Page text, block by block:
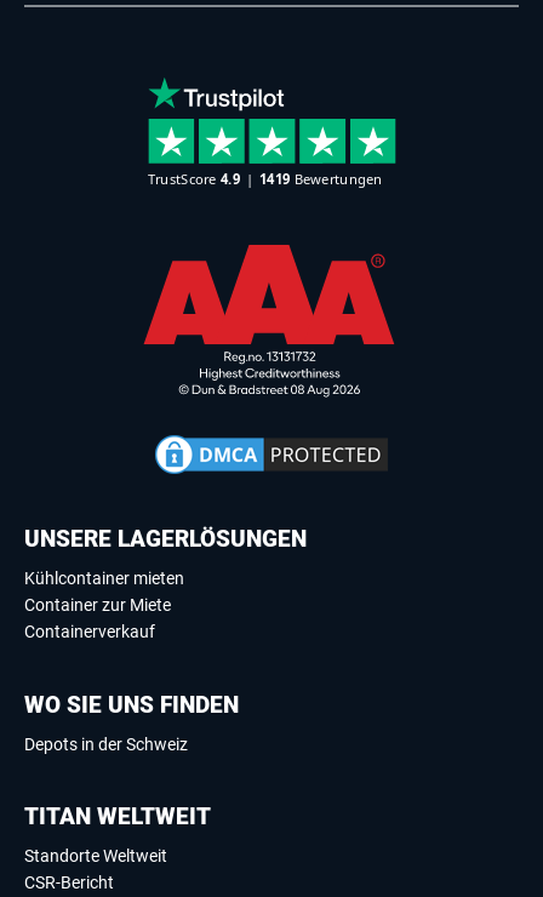
UNSERE LAGERLÖSUNGEN
Kühlcontainer mieten
Container zur Miete
Containerverkauf
WO SIE UNS FINDEN
Depots in der Schweiz
TITAN WELTWEIT
Standorte Weltweit
CSR-Bericht